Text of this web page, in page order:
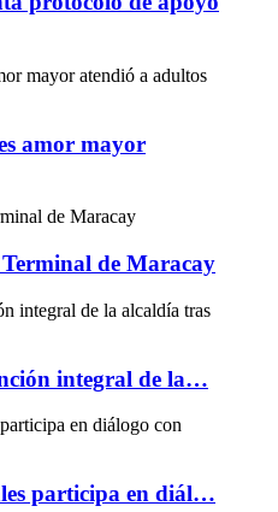
amor mayor
de Maracay
integral de la…
participa en diál…